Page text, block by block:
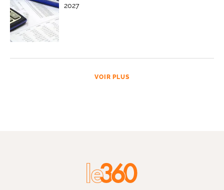
2027
VOIR PLUS